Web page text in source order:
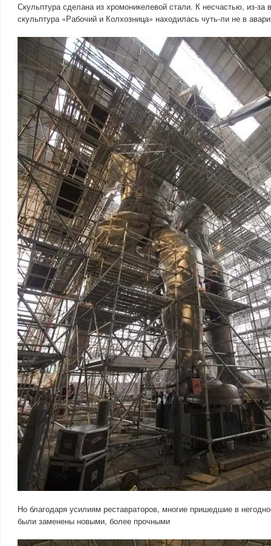
Скульптура сделана из хромоникелевой стали. К несчастью, из-за
скульптура «Рабочий и Колхозница» находилась чуть-ли не в
Но благодаря усилиям реставраторов, многие пришедшие в
были заменены новыми, более прочными